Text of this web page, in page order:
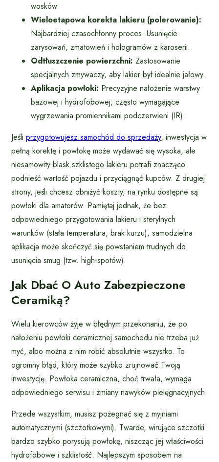
wosków.
Wieloetapowa korekta lakieru (polerowanie):
Najbardziej czasochłonny proces. Usunięcie
zarysowań, zmatowień i hologramów z karoserii.
Odtłuszczenie powierzchni: Zastosowanie
specjalnych zmywaczy, aby lakier był idealnie jałowy.
Aplikacja powłoki: Precyzyjne nałożenie warstwy
bazowej i hydrofobowej, często wymagające
wygrzewania promiennikami podczerwieni (IR).
Jeśli przygotowujesz samochód do sprzedaży, inwestycja w
pełną korektę i powłokę może wydawać się wysoka, ale
niesamowity blask szklistego lakieru potrafi znacząco
podnieść wartość pojazdu i przyciągnąć kupców. Z drugiej
strony, jeśli chcesz obniżyć koszty, na rynku dostępne są
powłoki dla amatorów. Pamiętaj jednak, że bez
odpowiedniego przygotowania lakieru i sterylnych
warunków (stała temperatura, brak kurzu), samodzielna
aplikacja może skończyć się powstaniem trudnych do
usunięcia smug (tzw. high-spotów).
Jak Dbać O Auto Zabezpieczone
Ceramiką?
Wielu kierowców żyje w błędnym przekonaniu, że po
nałożeniu powłoki ceramicznej samochodu nie trzeba już
myć, albo można z nim robić absolutnie wszystko. To
ogromny błąd, który może szybko zrujnować Twoją
inwestycję. Powłoka ceramiczna, choć trwała, wymaga
odpowiedniego serwisu i zmiany nawyków pielęgnacyjnych.
Przede wszystkim, musisz pożegnać się z myjniami
automatycznymi (szczotkowymi). Twarde, wirujące szczotki
bardzo szybko porysują powłokę, niszcząc jej właściwości
hydrofobowe i szklistość. Najlepszym sposobem na